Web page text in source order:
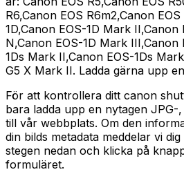
R6,Canon EOS R6m2,Canon
1D,Canon EOS-1D Mark II,Canon
N,Canon EOS-1D Mark III,Canon
1Ds Mark II,Canon EOS-1Ds
G5 X Mark II. Ladda gärna upp
För att kontrollera ditt canon
bara ladda upp en nytagen JPG-
till vår webbplats. Om den
din bilds metadata meddelar vi
stegen nedan och klicka på
formuläret.